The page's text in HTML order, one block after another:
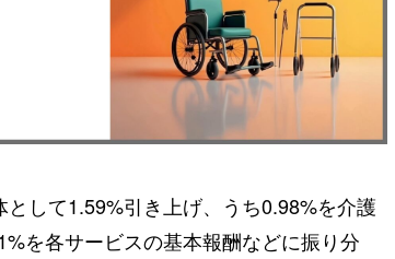
して1.59%引き上げ、うち0.98%を介護
を各サービスの基本報酬などに振り分